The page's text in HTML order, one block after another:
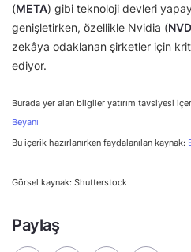
(META) gibi teknoloji devleri yapay
genişletirken, özellikle Nvidia (
zekâya odaklanan şirketler için
ediyor.
Burada yer alan bilgiler yatırım tavsiyesi
Beyanı
Bu içerik hazırlanırken faydalanılan kaynak:
Görsel kaynak: Shutterstock
Paylaş